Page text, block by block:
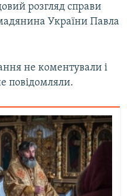
розгляд справи
України Павла
не коментували і
повідомляли.